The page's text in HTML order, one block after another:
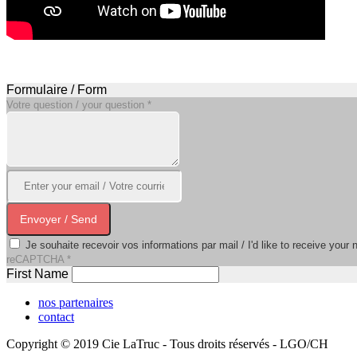
Formulaire / Form
Votre question / your question *
Envoyer / Send
Je souhaite recevoir vos informations par mail / I'd like to receive your
reCAPTCHA *
First Name
nos partenaires
contact
Copyright © 2019 Cie LaTruc - Tous droits réservés - LGO/CH